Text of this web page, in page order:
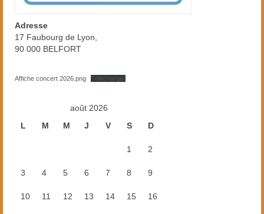
Adresse
17 Faubourg de Lyon,
90 000 BELFORT
Affiche concert 2026.png Télécharger
août 2026
L
M M J V S D
1 2
3 4 5 6 7 8 9
10 11 12 13 14 15 16